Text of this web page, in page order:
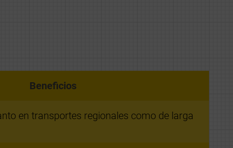
Beneficios
en transportes regionales como de larga